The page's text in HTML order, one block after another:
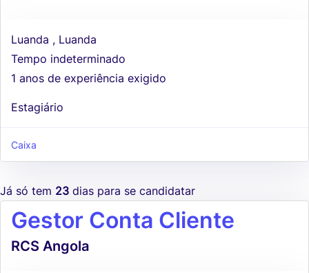
Luanda , Luanda
Tempo indeterminado
1 anos de experiência exigido
Estagiário
Caixa
Já só tem 23 dias para se candidatar
Gestor Conta Cliente
RCS Angola